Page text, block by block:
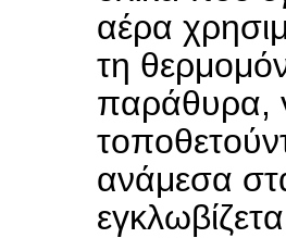
αέρα
τη
παράθυρα,
ανάμεσα